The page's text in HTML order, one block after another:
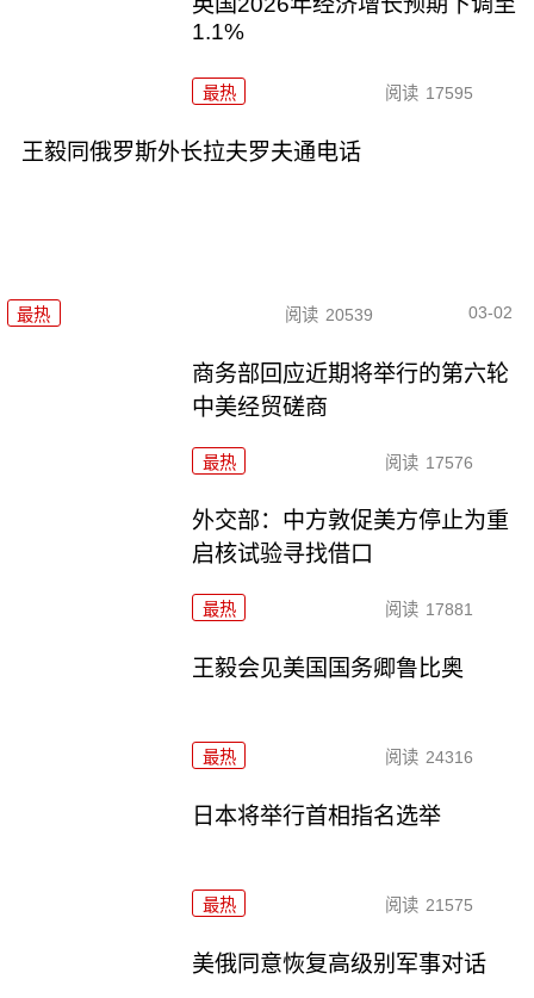
1.1%
最热 阅读 17595
王毅同俄罗斯外长拉夫罗夫通电话
最热 阅读 20539 03-02
商务部回应近期将举行的第六轮
中美经贸磋商
最热 阅读 17576
外交部：中方敦促美方停止为重
启核试验寻找借口
最热 阅读 17881
王毅会见美国国务卿鲁比奥
最热 阅读 24316
日本将举行首相指名选举
最热 阅读 21575
美俄同意恢复高级别军事对话